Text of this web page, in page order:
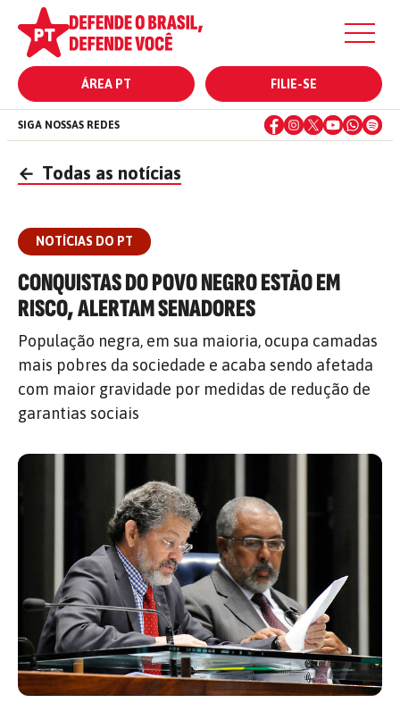
ÁREA PT FILIE-SE
SIGA NOSSAS REDES
← Todas as notícias
NOTÍCIAS DO PT
CONQUISTAS DO POVO NEGRO ESTÃO EM
RISCO, ALERTAM SENADORES
População negra, em sua maioria, ocupa camadas
mais pobres da sociedade e acaba sendo afetada
com maior gravidade por medidas de redução de
garantias sociais